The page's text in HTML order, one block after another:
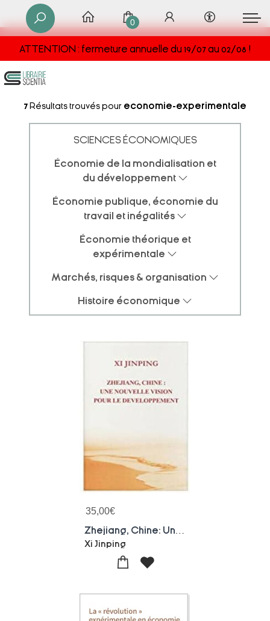
ATTENTION : fermeture annuelle du 19/07 au 02/08 !
0
7 Résultats trouvés pour economie-experimentale
SCIENCES ÉCONOMIQUES
Économie de la mondialisation et
du développement
Économie publique, économie du
travail et inégalités
Économie théorique et
expérimentale
Marchés, risques & organisation
Histoire économique
35,00€
Xi Jinping